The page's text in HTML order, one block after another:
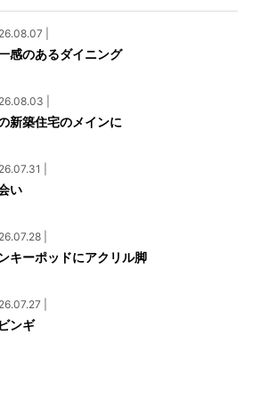
|
感のあるダイニング
|
新築住宅のメインに
|
い
|
キーポッドにアクリル脚
|
ンギ